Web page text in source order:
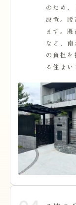
のため
設置。腰
ます。
など、
の負担
る住まい